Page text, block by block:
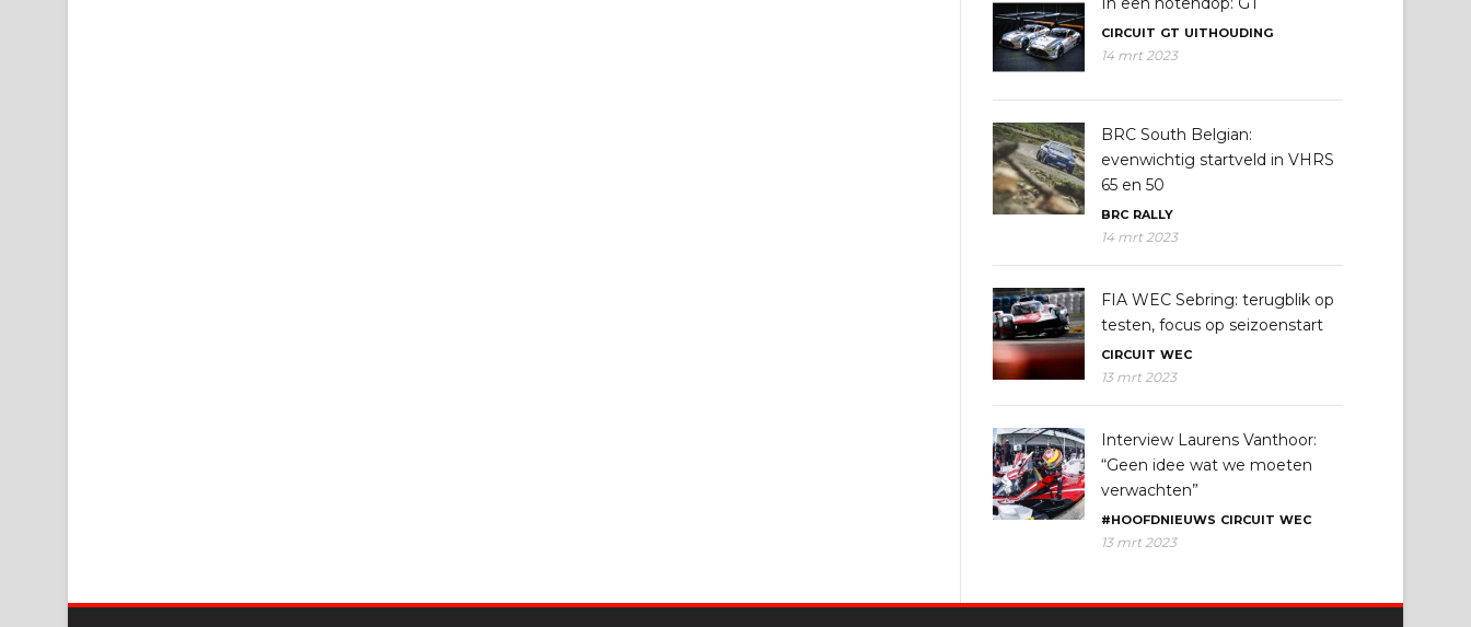
CIRCUIT GT UITHOUDING
14 mrt 2023
BRC South Belgian:
evenwichtig startveld in VHRS
65 en 50
BRC RALLY
14 mrt 2023
FIA WEC Sebring: terugblik op
testen, focus op seizoenstart
CIRCUIT WEC
13 mrt 2023
Interview Laurens Vanthoor:
“Geen idee wat we moeten
verwachten”
#HOOFDNIEUWS CIRCUIT WEC
13 mrt 2023